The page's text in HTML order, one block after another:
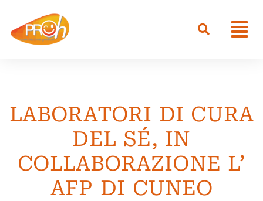
LABORATORI DI CURA
DEL SÉ, IN
COLLABORAZIONE L’
AFP DI CUNEO